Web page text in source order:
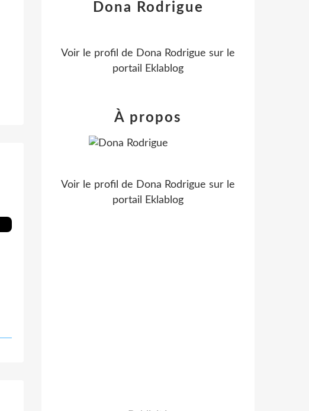
Dona Rodrigue
Voir le profil de Dona Rodrigue sur le
portail Eklablog
À propos
Voir le profil de Dona Rodrigue sur le
portail Eklablog